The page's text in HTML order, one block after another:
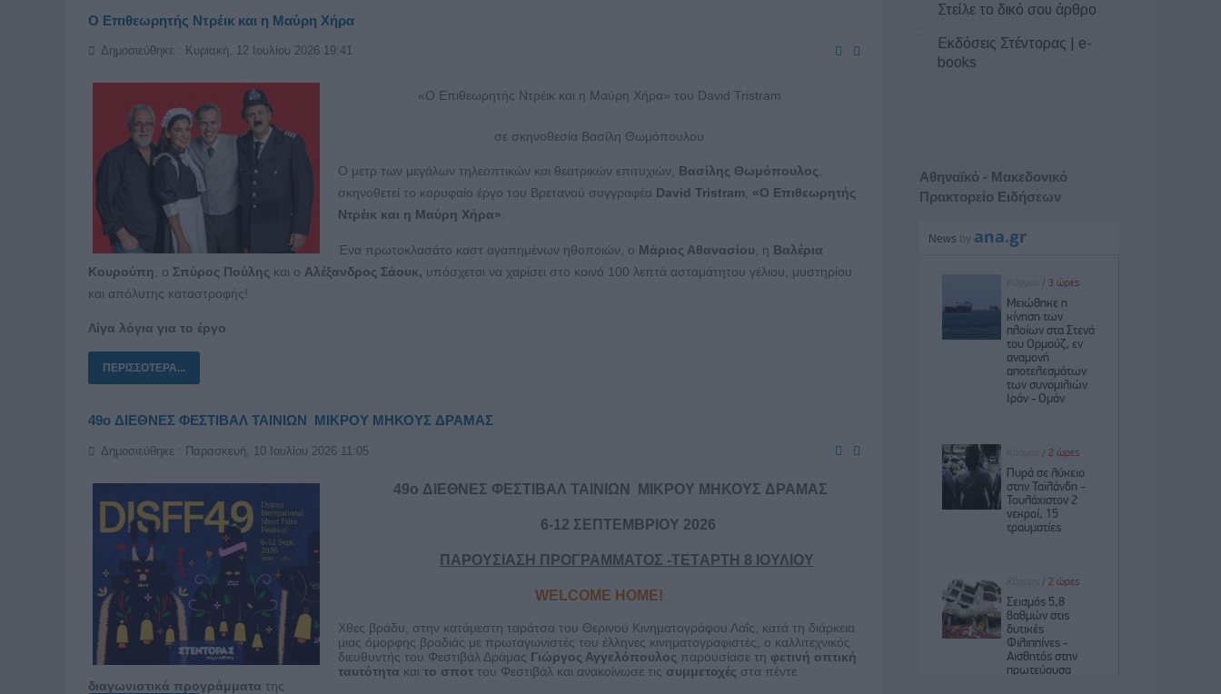
Ο Επιθεωρητής Ντρέικ και η Μαύρη Χήρα
Δημοσιεύθηκε : Κυριακή, 12 Ιουλίου 2026 19:41
«Ο Επιθεωρητής Ντρέικ και η Μαύρη Χήρα» του David Tristram
σε σκηνοθεσία Βασίλη Θωμόπουλου
Ο μετρ των μεγάλων τηλεοπτικών και θεατρικών επιτυχιών, Βασίλης Θωμόπουλος
σκηνοθετεί το κορυφαίο έργο του Βρετανού συγγραφέα David Tristram
«Ο Επιθεωρητής
Ντρέικ και η Μαύρη Χήρα»
Ένα πρωτοκλασάτο καστ αγαπημένων ηθοποιών, ο Μάριος Αθανασίου , η Βαλέρια
Κουρούπη , ο Σπύρος Πούλης και ο Αλέξανδρος Σάουκ, υπόσχεται να χαρίσει στο κοινό 100 λεπτά ασταμάτητου γέλιου, μυστηρίου
και απόλυτης καταστροφής!
Λίγα λόγια για το έργο
ΠΕΡΙΣΣΌΤΕΡΑ...
49o ΔΙΕΘΝΕΣ ΦΕΣΤΙΒΑΛ ΤΑΙΝΙΩΝ ΜΙΚΡΟΥ ΜΗΚΟΥΣ ΔΡΑΜΑΣ
Δημοσιεύθηκε : Παρασκευή, 10 Ιουλίου 2026 11:05
49o ΔΙΕΘΝΕΣ ΦΕΣΤΙΒΑΛ ΤΑΙΝΙΩΝ ΜΙΚΡΟΥ ΜΗΚΟΥΣ ΔΡΑΜΑΣ
6-12 ΣΕΠΤΕΜΒΡΙΟΥ 2026
ΠΑΡΟΥΣΙΑΣΗ ΠΡΟΓΡΑΜΜΑΤΟΣ -TETΑΡΤΗ 8 ΟΥΛΙΟΥ
WELCOME HOME!
Χθες βράδυ, στην κατάμεστη ταράτσα του Θερινού Κινηματογράφου Λαΐς, κατά τη διάρκεια
μιας όμορφης βραδιάς με πρωταγωνιστές του έλληνες κινηματογραφιστές, ο καλλιτεχνικός
διευθυντής του Φεστιβάλ Δράμας Γιώργος Αγγελόπουλος παρουσίασε τη φετινή οπτική
ταυτότητα και το σποτ του Φεστιβάλ και ανακοίνωσε τις συμμετοχές στα πέντε
διαγωνιστικά προγράμματα της
Στείλε το δικό σου άρθρο
Εκδόσεις Στέντορας | e-
books
Αθηναϊκό - Μακεδονικό
Πρακτορείο Ειδήσεων